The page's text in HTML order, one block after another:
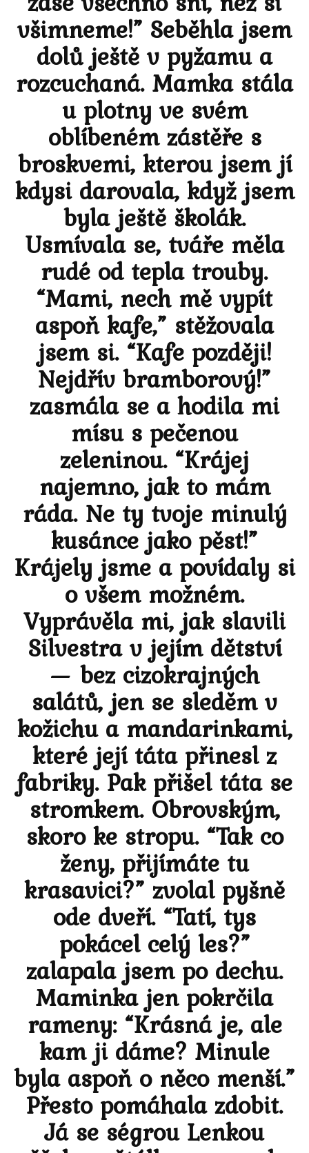
všimneme!” Seběhla jsem
dolů ještě v pyžamu a
rozcuchaná. Mamka stála
u plotny ve svém
oblíbeném zástěře s
broskvemi, kterou jsem jí
kdysi darovala, když jsem
byla ještě školák.
Usmívala se, tváře měla
rudé od tepla trouby.
“Mami, nech mě vypít
aspoň kafe,” stěžovala
jsem si. “Kafe později!
Nejdřív bramborový!”
zasmála se a hodila mi
mísu s pečenou
zeleninou. “Krájej
najemno, jak to mám
ráda. Ne ty tvoje minulý
kusánce jako pěst!”
Krájely jsme a povídaly si
o všem možném.
Vyprávěla mi, jak slavili
Silvestra v jejím dětství
— bez cizokrajných
salátů, jen se sleděm v
kožichu a mandarinkami,
které její táta přinesl z
fabriky. Pak přišel táta se
stromkem. Obrovským,
skoro ke stropu. “Tak co
ženy, přijímáte tu
krasavici?” zvolal pyšně
ode dveří. “Tatí, tys
pokácel celý les?”
zalapala jsem po dechu.
Maminka jen pokrčila
rameny: “Krásná je, ale
kam ji dáme? Minule
byla aspoň o něco menší.”
Přesto pomáhala zdobit.
Já se ségrou Lenkou